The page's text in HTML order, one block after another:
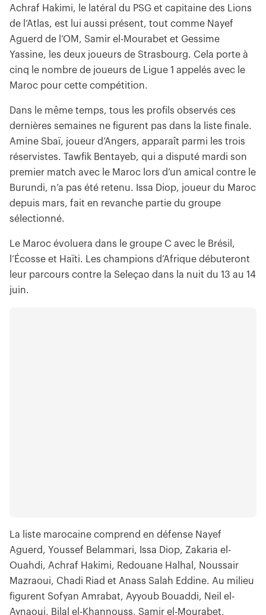
Achraf Hakimi, le latéral du PSG et capitaine des Lions
de l’Atlas, est lui aussi présent, tout comme Nayef
Aguerd de l’OM, Samir el-Mourabet et Gessime
Yassine, les deux joueurs de Strasbourg. Cela porte à
cinq le nombre de joueurs de Ligue 1 appelés avec le
Maroc pour cette compétition.
Dans le même temps, tous les profils observés ces
dernières semaines ne figurent pas dans la liste finale.
Amine Sbaï, joueur d’Angers, apparaît parmi les trois
réservistes. Tawfik Bentayeb, qui a disputé mardi son
premier match avec le Maroc lors d’un amical contre le
Burundi, n’a pas été retenu. Issa Diop, joueur du Maroc
depuis mars, fait en revanche partie du groupe
sélectionné.
Le Maroc évoluera dans le groupe C avec le Brésil,
l’Écosse et Haïti. Les champions d’Afrique débuteront
leur parcours contre la Seleçao dans la nuit du 13 au 14
juin.
La liste marocaine comprend en défense Nayef
Aguerd, Youssef Belammari, Issa Diop, Zakaria el-
Ouahdi, Achraf Hakimi, Redouane Halhal, Noussair
Mazraoui, Chadi Riad et Anass Salah Eddine. Au milieu
figurent Sofyan Amrabat, Ayyoub Bouaddi, Neil el-
Aynaoui, Bilal el-Khannouss, Samir el-Mourabet,